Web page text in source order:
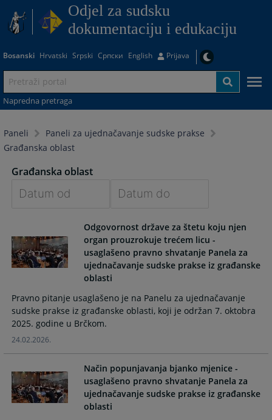
Odjel za sudsku
dokumentaciju i edukaciju
Bosanski Hrvatski Srpski Српски English Prijava
Napredna pretraga
Paneli
Paneli za ujednačavanje sudske prakse
Građanska oblast
Građanska oblast
to
interact
with
calendar
and
select
a
the
question
mark
forward
to
interact
with
the
calendar
and
the
question
mark
Odgovornost države za štetu koju njen
organ prouzrokuje trećem licu -
usaglašeno pravno shvatanje Panela za
ujednačavanje sudske prakse iz građanske
oblasti
Pravno pitanje usaglašeno je na Panelu za ujednačavanje
sudske prakse iz građanske oblasti, koji je održan 7. oktobra
2025. godine u Brčkom.
24.02.2026.
Način popunjavanja bjanko mjenice -
usaglašeno pravno shvatanje Panela za
ujednačavanje sudske prakse iz građanske
oblasti